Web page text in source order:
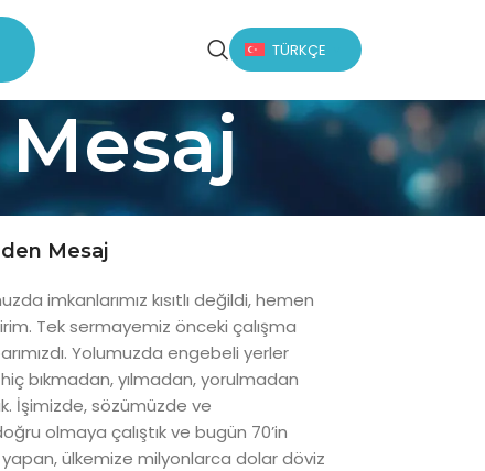
TÜRKÇE
Mesaj
imkanlarımız kısıtlı değildi, hemen
Tek sermayemiz önceki çalışma
Yolumuzda engebeli yerler
bıkmadan, yılmadan, yorulmadan
İşimizde, sözümüzde ve
olmaya çalıştık ve bugün 70’in
ülkemize milyonlarca dolar döviz